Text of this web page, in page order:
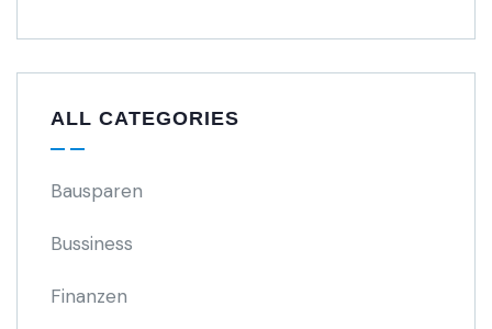
ALL CATEGORIES
Bausparen
Bussiness
Finanzen